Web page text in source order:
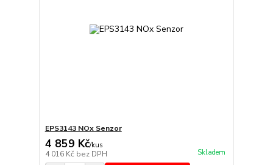
EPS3143 NOx Senzor
4 859 Kč/kus
4 016 Kč bez DPH Skladem